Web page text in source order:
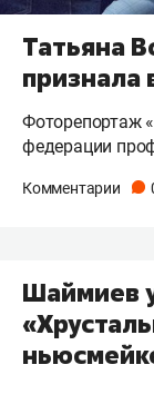
Татьяна
признала
Фоторепортаж
федерации
Комментарии
Шаймиев